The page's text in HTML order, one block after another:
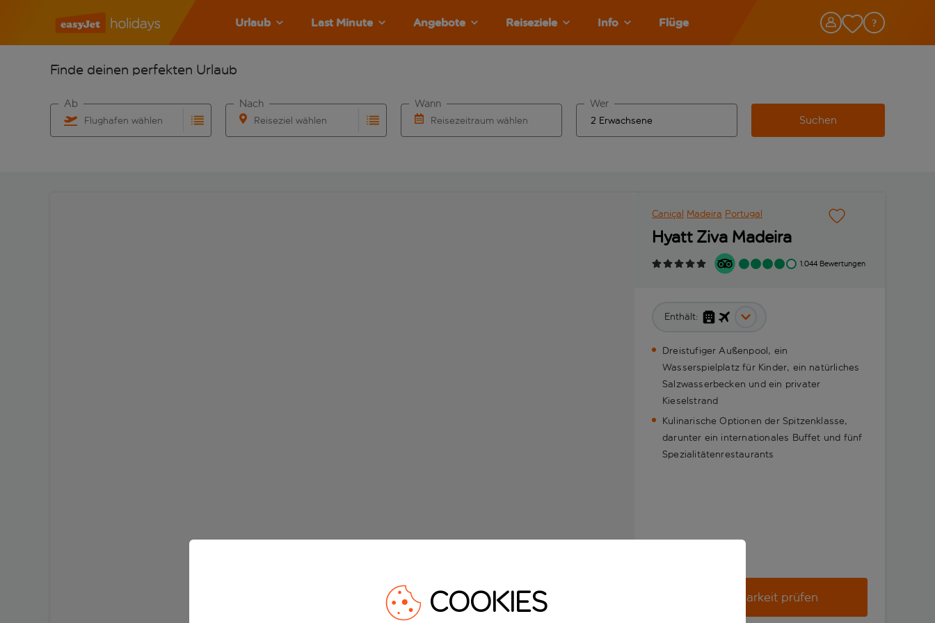
Urlaub Last Minute Angebote Reiseziele Info Flüge
Finde deinen perfekten Urlaub
Flughafen wählen
Ab
Reiseziel wählen
Nach
Reisezeitraum wählen
Wann Wer
Suchen
Caniçal Madeira Portugal
Hyatt Ziva Madeira
1.044 Bewertungen
Enthält:
Dreistufiger Außenpool, ein
Wasserspielplatz für Kinder, ein natürliches
Salzwasserbecken und ein privater
Kieselstrand
Kulinarische Optionen der Spitzenklasse,
darunter ein internationales Buffet und fünf
Spezialitätenrestaurants
Verfügbarkeit prüfen
COOKIES